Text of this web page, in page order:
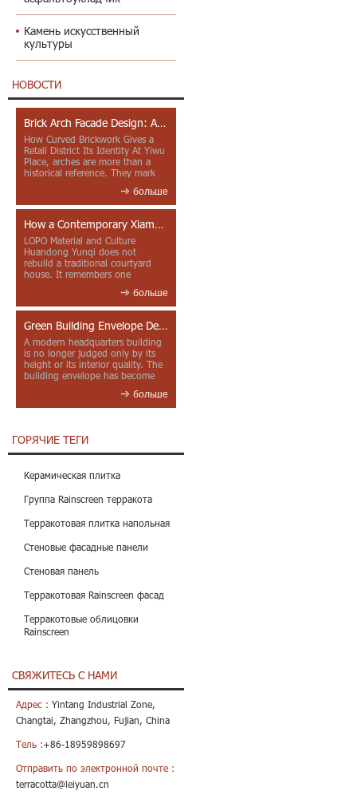
Камень искусственный
культуры
НОВОСТИ
Brick Arch Facade Design: A Closer Look at Yiwu Place
How Curved Brickwork Gives a
Retail District Its Identity At Yiwu
Place, arches are more than a
historical reference. They mark
больше
How a Contemporary Xiamen Project Reframes Minnan Red Brick
LOPO Material and Culture
Huandong Yunqi does not
rebuild a traditional courtyard
house. It remembers one
больше
Green Building Envelope Design: Clay Sunscreen Fins for Modern Headquarters Architecture
A modern headquarters building
is no longer judged only by its
height or its interior quality. The
building envelope has become
больше
ГОРЯЧИЕ ТЕГИ
Керамическая плитка
Группа Rainscreen терракота
Терракотовая плитка напольная
Стеновые фасадные панели
Стеновая панель
Терракотовая Rainscreen фасад
Терракотовые облицовки
Rainscreen
СВЯЖИТЕСЬ С НАМИ
Адрес : Yintang Industrial Zone,
Changtai, Zhangzhou, Fujian, China
Тель :+86-18959898697
Отправить по электронной почте :
terracotta@leiyuan.cn